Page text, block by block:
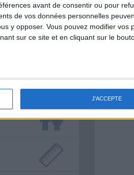
avant de consentir ou pour
de vos données personnelles
y opposer. Vous pouvez modifier vos
sur ce site et en cliquant sur le
J'ACCEPTE
Maigrir vous
de votre objectif